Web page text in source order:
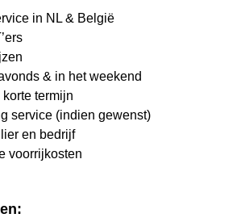
in NL & België
& in het weekend
termijn
service (indien gewenst)
en bedrijf
voorrijkosten